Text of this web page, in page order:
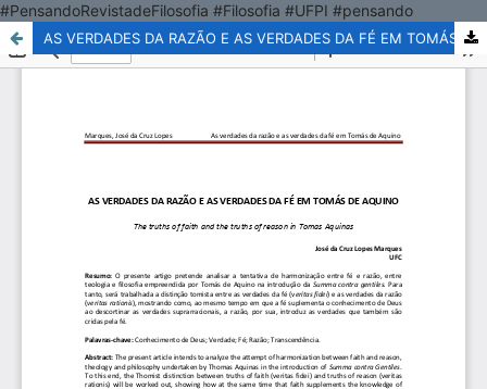
#PensandoRevistadeFilosofia #Filosofia #UFPI #pensando
AS VERDADES DA RAZÃO E AS VERDADES DA FÉ EM TOMÁS DE AQUINO